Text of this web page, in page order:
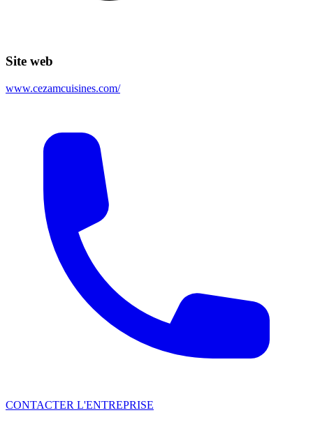
Site web
www.cezamcuisines.com/
CONTACTER L'ENTREPRISE